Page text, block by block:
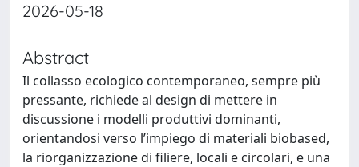
2026-05-18
Abstract
Il collasso ecologico contemporaneo, sempre più
pressante, richiede al design di mettere in
discussione i modelli produttivi dominanti,
orientandosi verso l’impiego di materiali biobased,
la riorganizzazione di filiere, locali e circolari, e una